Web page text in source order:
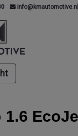
info@kmautomotive.nl